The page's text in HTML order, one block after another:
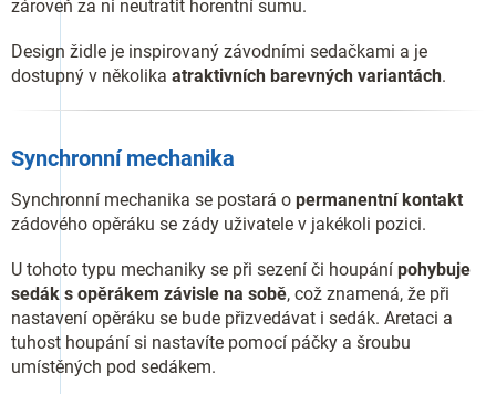
zároveň za ni neutratit horentní sumu.
Design židle je inspirovaný závodními sedačkami a je
dostupný v několika atraktivních barevných variantách.
Synchronní mechanika
Synchronní mechanika se postará o permanentní kontakt
zádového opěráku se zády uživatele v jakékoli pozici.
U tohoto typu mechaniky se při sezení či houpání pohybuje
sedák s opěrákem závisle na sobě, což znamená, že při
nastavení opěráku se bude přizvedávat i sedák. Aretaci a
tuhost houpání si nastavíte pomocí páčky a šroubu
umístěných pod sedákem.